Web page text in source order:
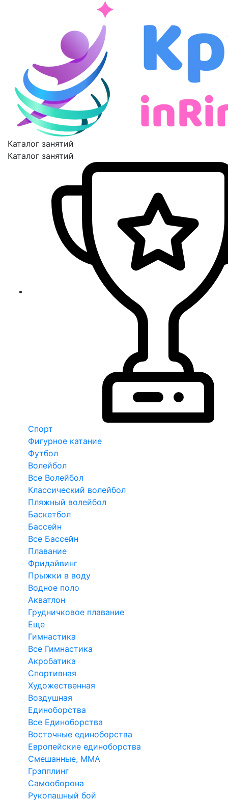
Каталог занятий
Каталог занятий
Спорт
Фигурное катание
Футбол
Волейбол
Все Волейбол
Классический волейбол
Пляжный волейбол
Баскетбол
Бассейн
Все Бассейн
Плавание
Фридайвинг
Прыжки в воду
Водное поло
Акватлон
Грудничковое плавание
Еще
Гимнастика
Все Гимнастика
Акробатика
Спортивная
Художественная
Воздушная
Единоборства
Все Единоборства
Восточные единоборства
Европейские единоборства
Смешанные, ММА
Грэпплинг
Самооборона
Рукопашный бой